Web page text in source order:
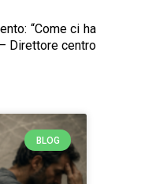
“Come ci ha
Direttore centro
BLOG